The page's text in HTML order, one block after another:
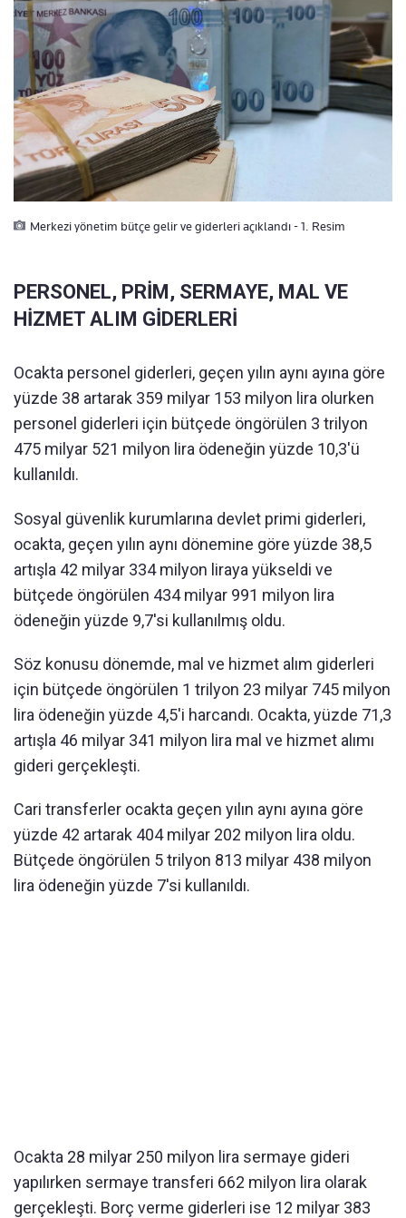
Merkezi yönetim bütçe gelir ve giderleri açıklandı - 1. Resim
PERSONEL, PRİM, SERMAYE, MAL VE
HİZMET ALIM GİDERLERİ
Ocakta personel giderleri, geçen yılın aynı ayına göre
yüzde 38 artarak 359 milyar 153 milyon lira olurken
personel giderleri için bütçede öngörülen 3 trilyon
475 milyar 521 milyon lira ödeneğin yüzde 10,3'ü
kullanıldı.
Sosyal güvenlik kurumlarına devlet primi giderleri,
ocakta, geçen yılın aynı dönemine göre yüzde 38,5
artışla 42 milyar 334 milyon liraya yükseldi ve
bütçede öngörülen 434 milyar 991 milyon lira
ödeneğin yüzde 9,7'si kullanılmış oldu.
Söz konusu dönemde, mal ve hizmet alım giderleri
için bütçede öngörülen 1 trilyon 23 milyar 745 milyon
lira ödeneğin yüzde 4,5'i harcandı. Ocakta, yüzde 71,3
artışla 46 milyar 341 milyon lira mal ve hizmet alımı
gideri gerçekleşti.
Cari transferler ocakta geçen yılın aynı ayına göre
yüzde 42 artarak 404 milyar 202 milyon lira oldu.
Bütçede öngörülen 5 trilyon 813 milyar 438 milyon
lira ödeneğin yüzde 7'si kullanıldı.
Ocakta 28 milyar 250 milyon lira sermaye gideri
yapılırken sermaye transferi 662 milyon lira olarak
gerçekleşti. Borç verme giderleri ise 12 milyar 383